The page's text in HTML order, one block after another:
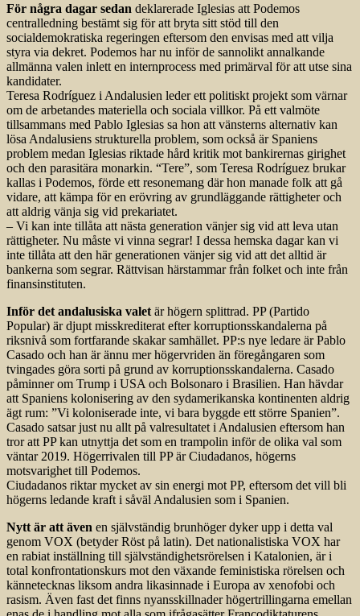
För några dagar sedan deklarerade Iglesias att Podemos
centralledning bestämt sig för att bryta sitt stöd till den
socialdemokratiska regeringen eftersom den envisas med att vilja
styra via dekret. Podemos har nu inför de sannolikt annalkande
allmänna valen inlett en internprocess med primärval för att utse sina
kandidater.
Teresa Rodríguez i Andalusien leder ett politiskt projekt som värnar
om de arbetandes materiella och sociala villkor. På ett valmöte
tillsammans med Pablo Iglesias sa hon att vänsterns alternativ kan
lösa Andalusiens strukturella problem, som också är Spaniens
problem medan Iglesias riktade hård kritik mot bankirernas girighet
och den parasitära monarkin. “Tere”, som Teresa Rodríguez brukar
kallas i Podemos, förde ett resonemang där hon manade folk att gå
vidare, att kämpa för en erövring av grundläggande rättigheter och
att aldrig vänja sig vid prekariatet.
– Vi kan inte tillåta att nästa generation vänjer sig vid att leva utan
rättigheter. Nu måste vi vinna segrar! I dessa hemska dagar kan vi
inte tillåta att den här generationen vänjer sig vid att det alltid är
bankerna som segrar. Rättvisan härstammar från folket och inte från
finansinstituten.
Inför det andalusiska valet är högern splittrad. PP (Partido
Popular) är djupt misskrediterat efter korruptionsskandalerna på
riksnivå som fortfarande skakar samhället. PP:s nye ledare är Pablo
Casado och han är ännu mer högervriden än föregångaren som
tvingades göra sorti på grund av korruptionsskandalerna. Casado
påminner om Trump i USA och Bolsonaro i Brasilien. Han hävdar
att Spaniens kolonisering av den sydamerikanska kontinenten aldrig
ägt rum: ”Vi koloniserade inte, vi bara byggde ett större Spanien”.
Casado satsar just nu allt på valresultatet i Andalusien eftersom han
tror att PP kan utnyttja det som en trampolin inför de olika val som
väntar 2019. Högerrivalen till PP är Ciudadanos, högerns
motsvarighet till Podemos.
Ciudadanos riktar mycket av sin energi mot PP, eftersom det vill bli
högerns ledande kraft i såväl Andalusien som i Spanien.
Nytt är att även en självständig brunhöger dyker upp i detta val
genom VOX (betyder Röst på latin). Det nationalistiska VOX har
en rabiat inställning till självständighetsrörelsen i Katalonien, är i
total konfrontationskurs mot den växande feministiska rörelsen och
kännetecknas liksom andra likasinnade i Europa av xenofobi och
rasism. Även fast det finns nyansskillnader högertrillingarna emellan